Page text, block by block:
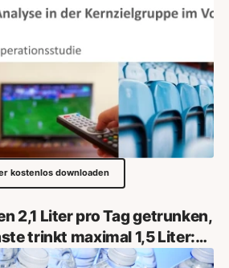
kostenlos downloaden
2,1 Liter pro Tag getrunken,
trinkt maximal 1,5 Liter:
nicht genug zu trinken!